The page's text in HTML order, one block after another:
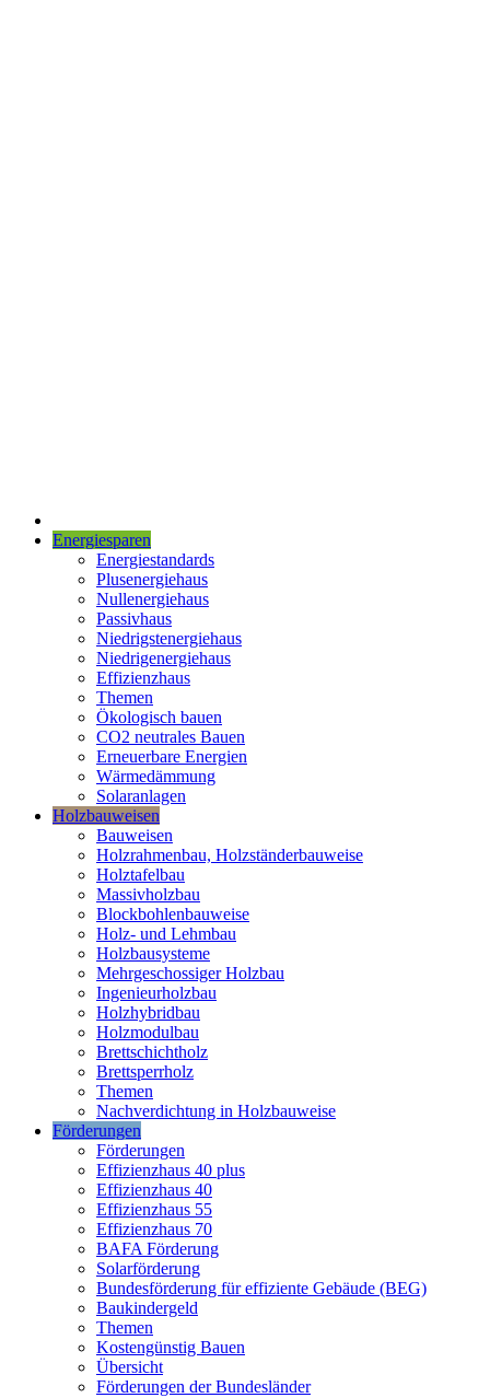
Energiesparen
Energiestandards
Plusenergiehaus
Nullenergiehaus
Passivhaus
Niedrigstenergiehaus
Niedrigenergiehaus
Effizienzhaus
Themen
Ökologisch bauen
CO2 neutrales Bauen
Erneuerbare Energien
Wärmedämmung
Solaranlagen
Holzbauweisen
Bauweisen
Holzrahmenbau, Holzständerbauweise
Holztafelbau
Massivholzbau
Blockbohlenbauweise
Holz- und Lehmbau
Holzbausysteme
Mehrgeschossiger Holzbau
Ingenieurholzbau
Holzhybridbau
Holzmodulbau
Brettschichtholz
Brettsperrholz
Themen
Nachverdichtung in Holzbauweise
Förderungen
Förderungen
Effizienzhaus 40 plus
Effizienzhaus 40
Effizienzhaus 55
Effizienzhaus 70
BAFA Förderung
Solarförderung
Bundesförderung für effiziente Gebäude (BEG)
Baukindergeld
Themen
Kostengünstig Bauen
Übersicht
Förderungen der Bundesländer